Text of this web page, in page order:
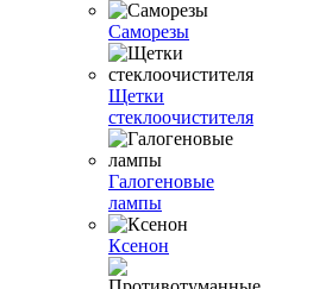
Саморезы
Щетки
стеклоочистителя
Галогеновые
лампы
Ксенон